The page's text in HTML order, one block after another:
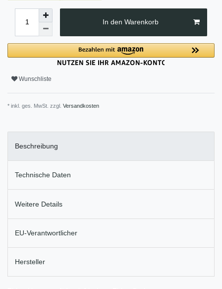
In den Warenkorb
Wunschliste
* inkl. ges. MwSt. zzgl. Versandkosten
Beschreibung
Technische Daten
Weitere Details
EU-Verantwortlicher
Hersteller